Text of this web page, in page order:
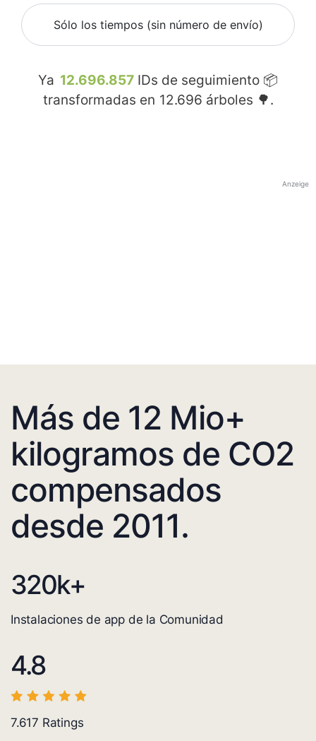
Sólo los tiempos (sin número de envío)
Ya 12.696.857 IDs de seguimiento 📦
transformadas en 12.696 árboles 🌳.
Anzeige
Más de 12 Mio+
kilogramos de CO2
compensados
desde 2011.
320k+
Instalaciones de app de la Comunidad
4.8
7.617 Ratings